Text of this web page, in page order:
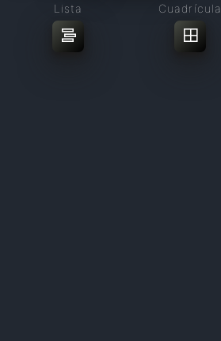
Lista Cuadrícula